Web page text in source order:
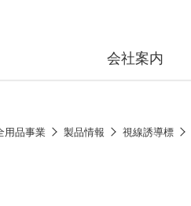
会社案内
用品事業 製品情報 視線誘導標